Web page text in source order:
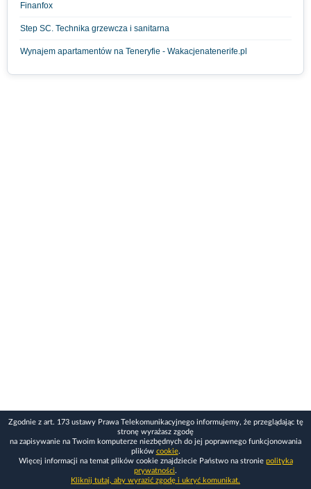
Finanfox
Step SC. Technika grzewcza i sanitarna
Wynajem apartamentów na Teneryfie - Wakacjenatenerife.pl
Zgodnie z art. 173 ustawy Prawa Telekomunikacyjnego informujemy, że przeglądając tę
stronę wyrażasz zgodę
na zapisywanie na Twoim komputerze niezbędnych do jej poprawnego funkcjonowania
plików cookie.
Więcej informacji na temat plików cookie znajdziecie Państwo na stronie polityka
prywatności.
Kliknij tutaj, aby wyrazić zgodę i ukryć komunikat.